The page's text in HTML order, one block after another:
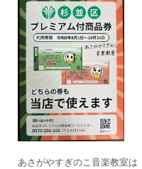
あさがやすぎのこ音楽教室は